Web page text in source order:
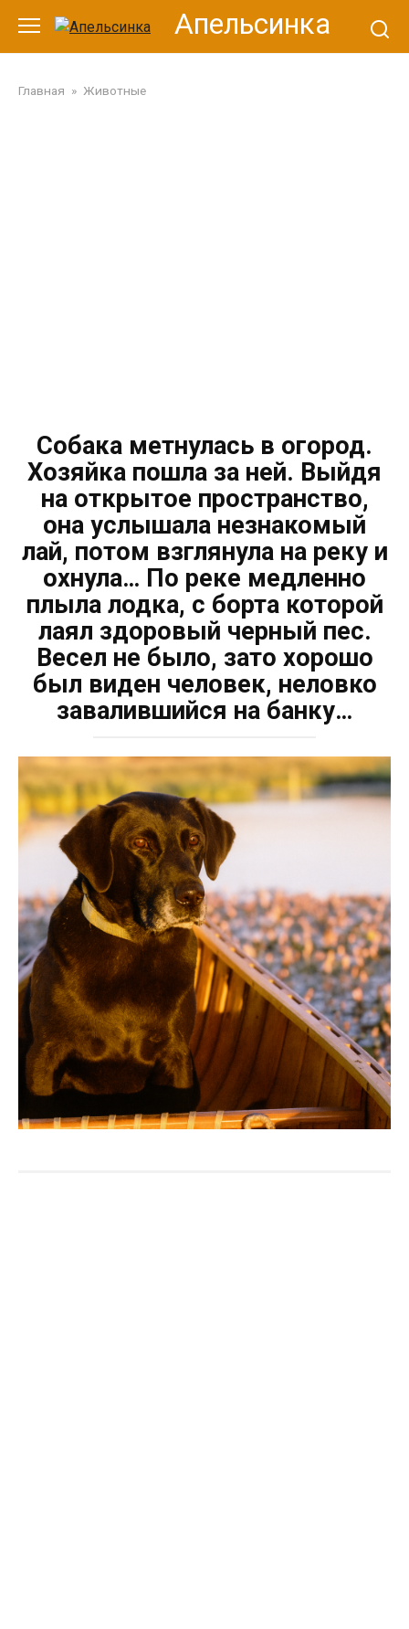
контенту
Апельсинка
Главная » Животные
Собака метнулась в огород.
Хозяйка пошла за ней. Выйдя
на открытое пространство,
она услышала незнакомый
лай, потом взглянула на реку и
охнула… По реке медленно
плыла лодка, с борта которой
лаял здоровый черный пес.
Весел не было, зато хорошо
был виден человек, неловко
завалившийся на банку…